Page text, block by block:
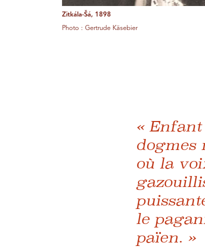
Zitkála-Šá, 1898
Photo : Gertrude Käsebier
«
dogmes
où la
le
païen. »